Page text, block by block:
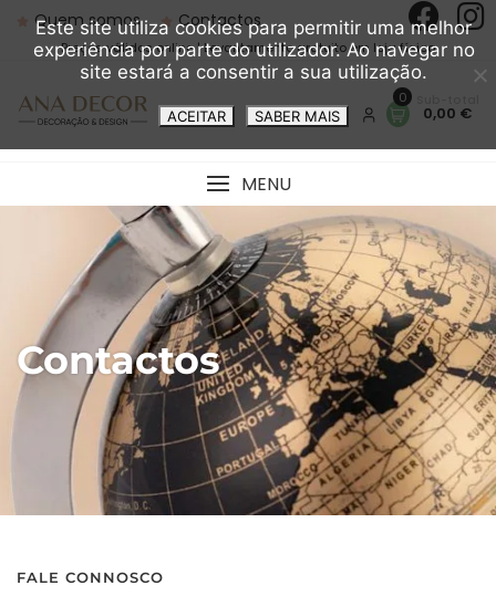
Quem somos Contactos
Preços válidos online | Levantamento gratuito em loja física
0
0,00 €
MENU
Contactos
FALE CONNOSCO
Este site utiliza cookies para permitir uma melhor
experiência por parte do utilizador. Ao navegar no
site estará a consentir a sua utilização.
ACEITAR SABER MAIS